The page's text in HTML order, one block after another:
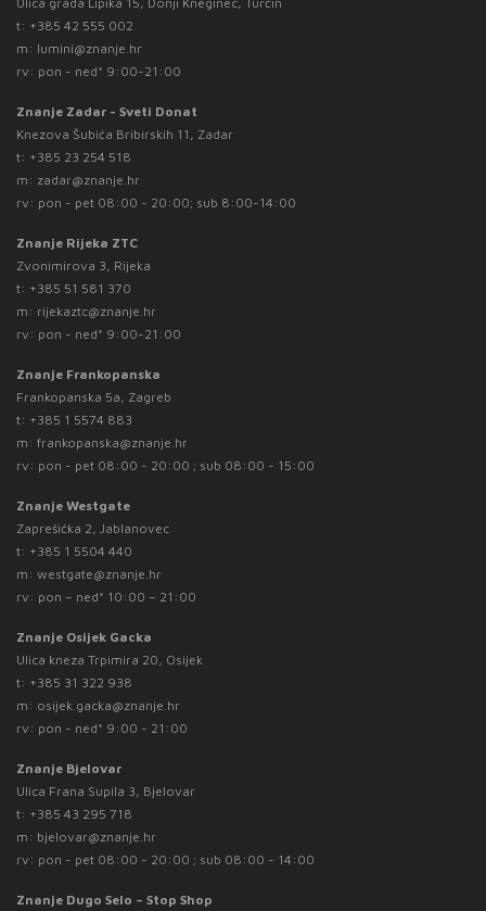
t: +385 42 555 002
m: lumini@znanje.hr
rv: pon - ned* 9:00-21:00
Znanje Zadar - Sveti Donat
Knezova Šubića Bribirskih 11, Zadar
t: +385 23 254 518
m: zadar@znanje.hr
rv: pon - pet 08:00 - 20:00; sub 8:00-14:00
Znanje Rijeka ZTC
Zvonimirova 3, Rijeka
t: +385 51 581 370
m: rijekaztc@znanje.hr
rv: pon - ned* 9:00-21:00
Znanje Frankopanska
Frankopanska 5a, Zagreb
t: +385 1 5574 883
m: frankopanska@znanje.hr
rv: pon - pet 08:00 - 20:00 ; sub 08:00 - 15:00
Znanje Westgate
Zaprešićka 2, Jablanovec
t: +385 1 5504 440
m: westgate@znanje.hr
rv: pon – ned* 10:00 – 21:00
Znanje Osijek Gacka
Ulica kneza Trpimira 20, Osijek
t: +385 31 322 938
m: osijek.gacka@znanje.hr
rv: pon - ned* 9:00 - 21:00
Znanje Bjelovar
Ulica Frana Supila 3, Bjelovar
t: +385 43 295 718
m: bjelovar@znanje.hr
rv: pon - pet 08:00 - 20:00 ; sub 08:00 - 14:00
Znanje Dugo Selo – Stop Shop